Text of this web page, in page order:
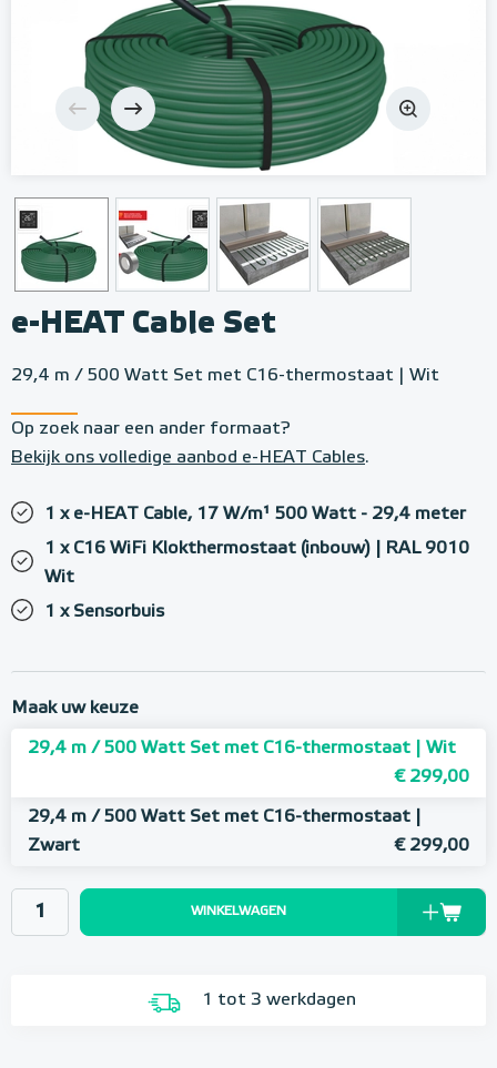
e-HEAT Cable Set
29,4 m / 500 Watt Set met C16-thermostaat | Wit
Op zoek naar een ander formaat?
Bekijk ons volledige aanbod e-HEAT Cables.
1 x e-HEAT Cable, 17 W/m¹ 500 Watt - 29,4 meter
1 x C16 WiFi Klokthermostaat (inbouw) | RAL 9010
Wit
1 x Sensorbuis
Maak uw keuze
29,4 m / 500 Watt Set met C16-thermostaat | Wit
€ 299,00
29,4 m / 500 Watt Set met C16-thermostaat |
Zwart
€ 299,00
WINKELWAGEN
1 tot 3 werkdagen